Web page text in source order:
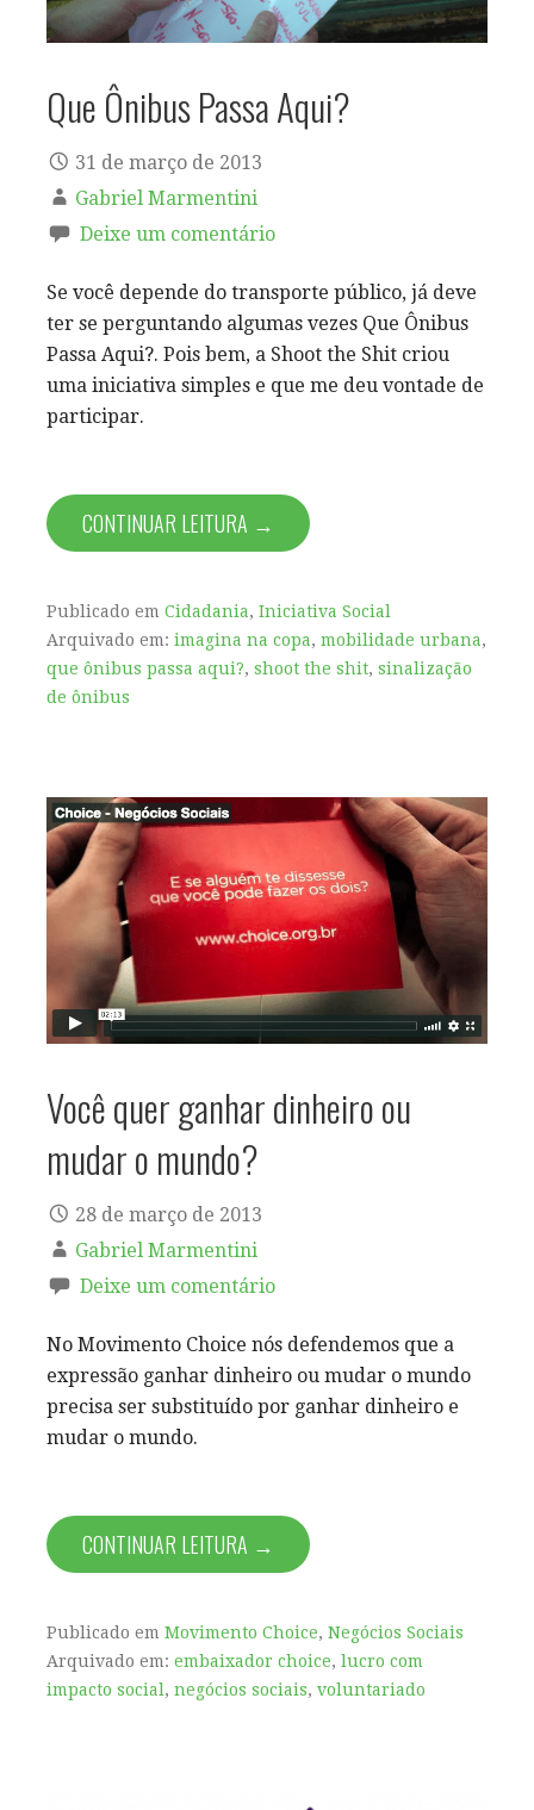
Que Ônibus Passa Aqui?
31 de março de 2013
Gabriel Marmentini
Deixe um comentário
Se você depende do transporte público, já deve
ter se perguntando algumas vezes Que Ônibus
Passa Aqui?. Pois bem, a Shoot the Shit criou
uma iniciativa simples e que me deu vontade de
participar.
CONTINUAR LEITURA →
Publicado em Cidadania, Iniciativa Social
Arquivado em: imagina na copa, mobilidade urbana,
que ônibus passa aqui?, shoot the shit, sinalização
de ônibus
Você quer ganhar dinheiro ou
mudar o mundo?
28 de março de 2013
Gabriel Marmentini
Deixe um comentário
No Movimento Choice nós defendemos que a
expressão ganhar dinheiro ou mudar o mundo
precisa ser substituído por ganhar dinheiro e
mudar o mundo.
CONTINUAR LEITURA →
Publicado em Movimento Choice, Negócios Sociais
Arquivado em: embaixador choice, lucro com
impacto social, negócios sociais, voluntariado